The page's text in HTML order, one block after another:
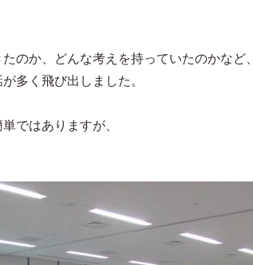
のか、どんな考えを持っていたのかなど、
多く飛び出しました。
ではありますが、